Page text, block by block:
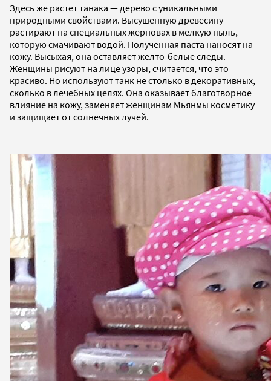
Здесь же растет танака — дерево с уникальными
природными свойствами. Высушенную древесину
растирают на специальных жерновах в мелкую пыль,
которую смачивают водой. Полученная паста наносят на
кожу. Высыхая, она оставляет желто-белые следы.
Женщины рисуют на лице узоры, считается, что это
красиво. Но используют танк не столько в декоративных,
сколько в лечебных целях. Она оказывает благотворное
влияние на кожу, заменяет женщинам Мьянмы косметику
и защищает от солнечных лучей.